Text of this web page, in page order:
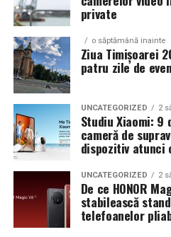
sambata, respectiv 426.6 lei
Editia aniversara marcheaza
un loc unde cultura pop,
muzica se intalnesc firesc.
In luna august, Domeniul
locul in care soundtrack-ul
se traieste.
Programul complet si detaliile
pe site-ul oficial
Instagram a festivalului
Summer Well 2026
este un
private
o săptămână inainte
Ziua Timișoarei
patru zile de
UNCATEGORIZED 2
Studiu Xiaomi: 9
cameră de
dispozitiv atunci
UNCATEGORIZED 2
De ce HONOR
stabilească
telefoanelor